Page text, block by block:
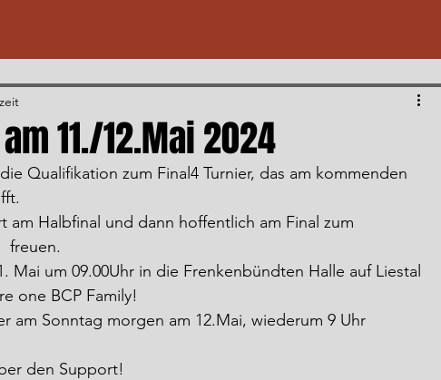
11./12.Mai 2024
Qualifikation zum Final4 Turnier, das am kommenden
am Halbfinal und dann hoffentlich am Final zum
freuen.
Mai um 09.00Uhr in die Frenkenbündten Halle auf Liestal
one BCP Family!
am Sonntag morgen am 12.Mai, wiederum 9 Uhr
den Support!